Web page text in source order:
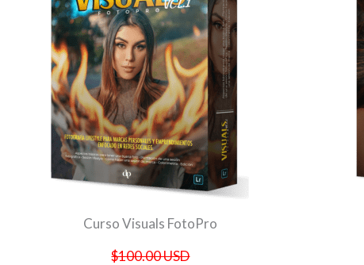
Curso Visuals FotoPro
$100.00 USD